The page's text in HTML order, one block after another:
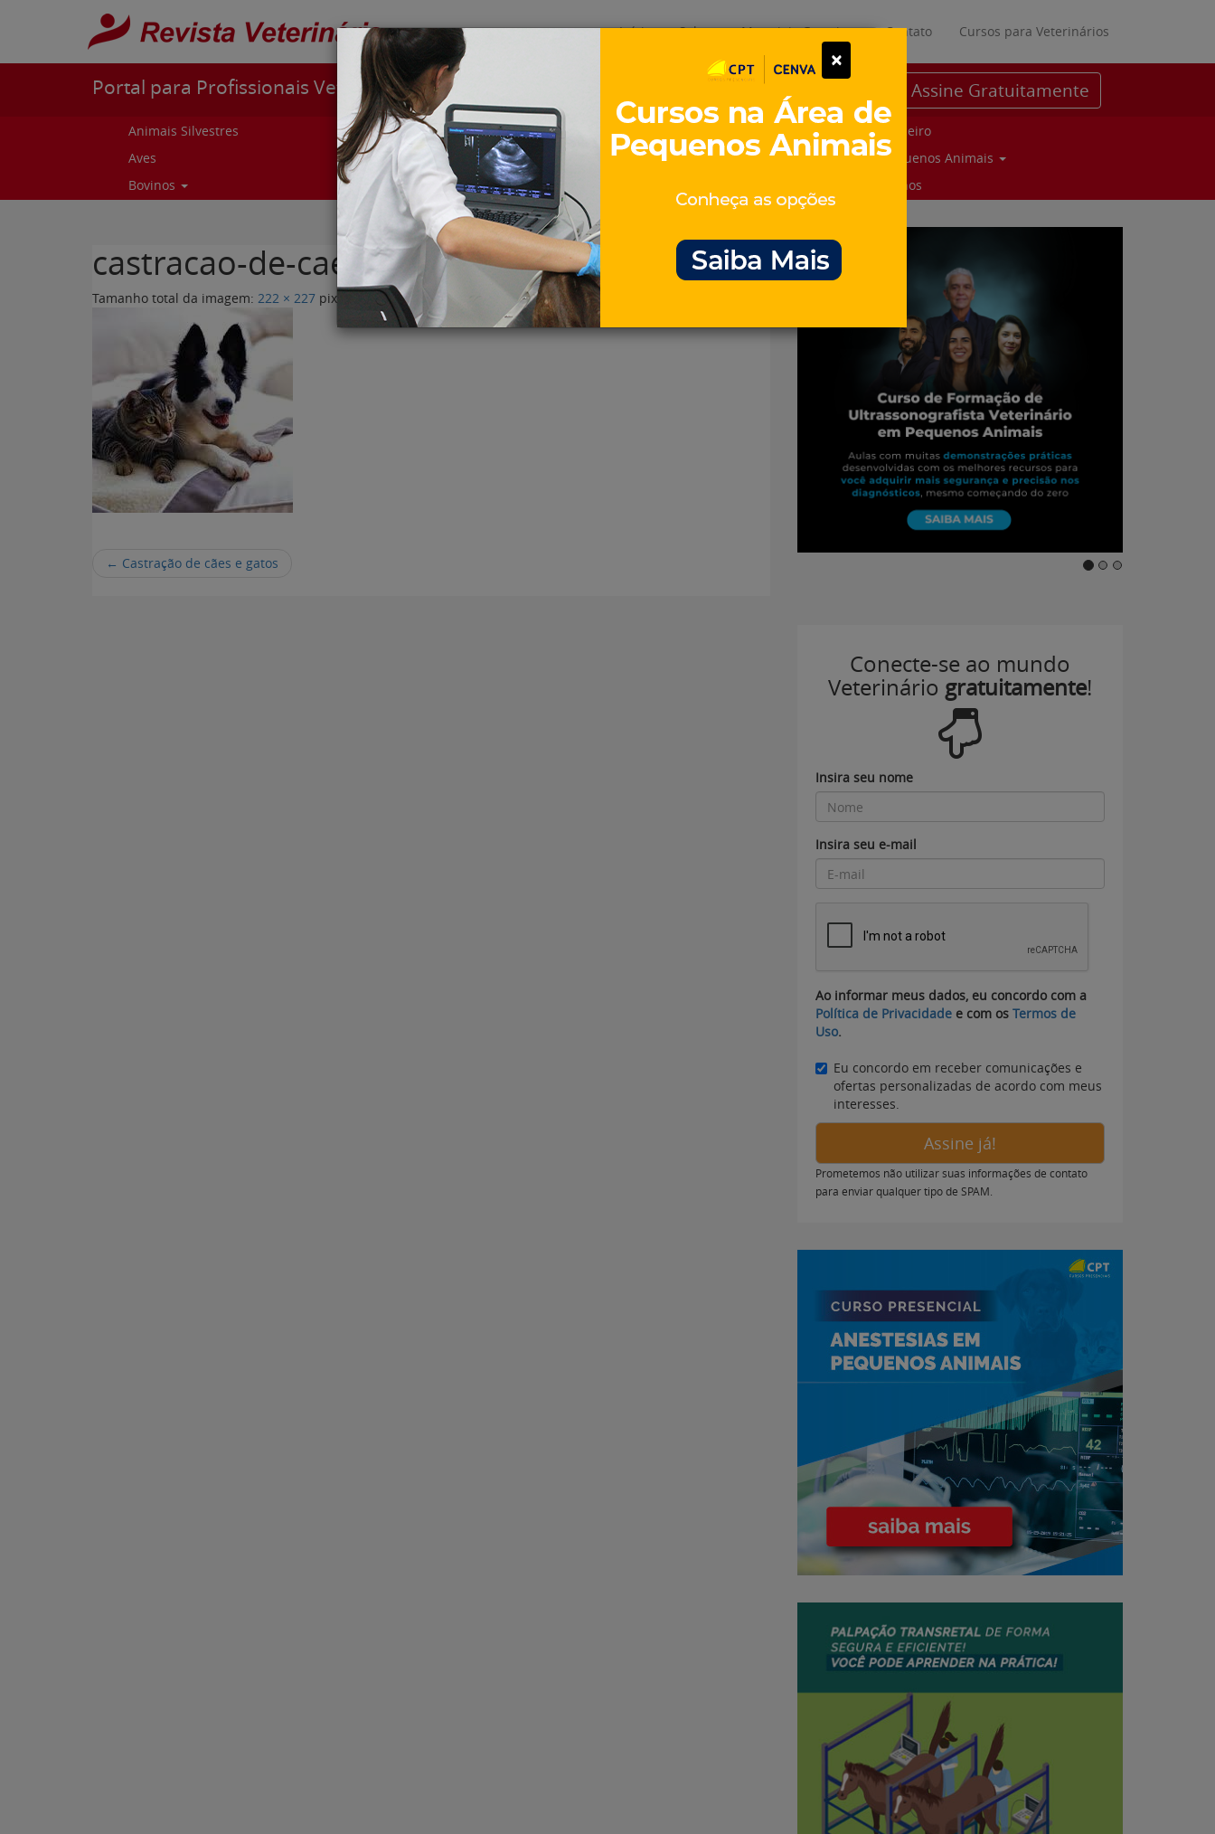
Pular para o conteúdo
Início Sobre Materiais Gratuitos Contato Cursos para Veterinários
Portal para Profissionais Veterinários Assine Gratuitamente
Animais Silvestres
Aves
Bovinos
Caprinos e ovinos
Curiosidades
Cursos e Eventos
Equinos
Parceiro
Pequenos Animais
Suinos
castracao-de-caes-e-gatos.jpg
Tamanho total da imagem: 222 × 227 pixels
← Castração de cães e gatos
Conecte-se ao mundo
Veterinário gratuitamente!
Insira seu nome
Insira seu e-mail
Ao informar meus dados, eu concordo com a
Política de Privacidade e com os Termos de
Uso.
Eu concordo em receber comunicações e
ofertas personalizadas de acordo com meus
interesses.
Assine já!
Prometemos não utilizar suas informações de contato
para enviar qualquer tipo de SPAM.
×